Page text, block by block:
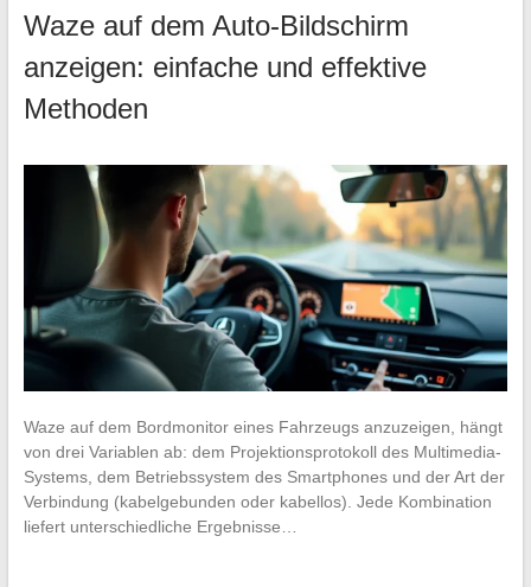
Waze auf dem Auto-Bildschirm
anzeigen: einfache und effektive
Methoden
Waze auf dem Bordmonitor eines Fahrzeugs anzuzeigen, hängt
von drei Variablen ab: dem Projektionsprotokoll des Multimedia-
Systems, dem Betriebssystem des Smartphones und der Art der
Verbindung (kabelgebunden oder kabellos). Jede Kombination
liefert unterschiedliche Ergebnisse…